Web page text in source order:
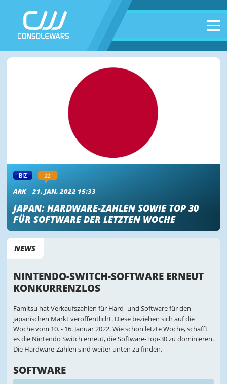
BIZ
22
ARK
21. JAN. 2022 15:33
JAPAN: HARDWARE-ZAHLEN SOWIE TOP 30
FÜR SOFTWARE DER LETZTEN WOCHE
NEWS
NINTENDO-SWITCH-SOFTWARE ERNEUT
KONKURRENZLOS
Famitsu hat Verkaufszahlen für Hard- und Software für den
japanischen Markt veröffentlicht. Diese beziehen sich auf die
Woche vom 10. - 16. Januar 2022. Wie schon letzte Woche, schafft
es die Nintendo Switch erneut, die Software-Top-30 zu dominieren.
Die Hardware-Zahlen sind weiter unten zu finden.
SOFTWARE